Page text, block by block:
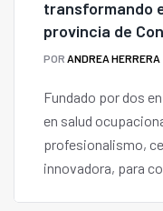
transformando
provincia de
POR ANDREA HERRERA
Fundado por dos
en salud
profesionalismo,
innovadora, para